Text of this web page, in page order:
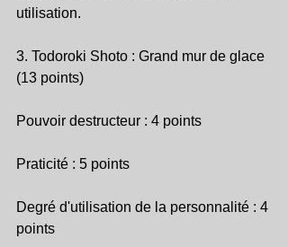
utilisation.
3. Todoroki Shoto : Grand mur de glace
(13 points)
Pouvoir destructeur : 4 points
Praticité : 5 points
Degré d'utilisation de la personnalité : 4
points